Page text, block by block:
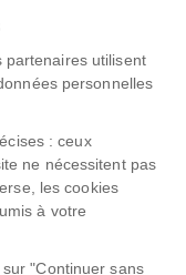
partenaires utilisent
personnelles
: ceux
ne nécessitent pas
les cookies
à votre
"Continuer sans
sur des
en Amérique
de terre